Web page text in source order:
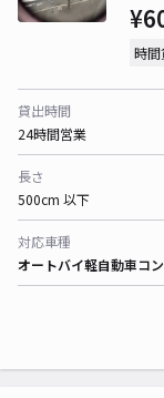
時間
貸出時間
24時間営業
長さ
500cm 以下
対応車種
オートバイ軽自動車コ